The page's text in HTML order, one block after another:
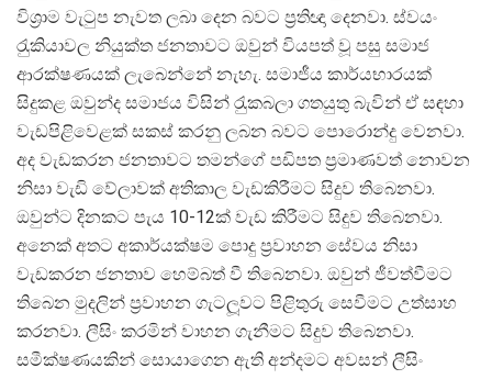
විශ‍්‍රාම වැටුප නැවත ලබා දෙන බවට ප‍්‍රතිඥා දෙනවා. ස්වයං
රැුකියාවල නියුක්ත ජනතාවට ඔවුන් වියපත් වූ පසු සමාජ
ආරක්ෂණයක් ලැබෙන්නේ නැහැ. සමාජීය කාර්යභාරයක්
සිදුකළ ඔවුන්ද සමාජය විසින් රැුකබලා ගතයුතු බැවින් ඒ සඳහා
වැඩපිළිවෙළක් සකස් කරනු ලබන බවට පොරොන්දු වෙනවා.
අද වැඩකරන ජනතාවට තමන්ගේ පඩිපත ප‍්‍රමාණවත් නොවන
නිසා වැඩි වේලාවක් අතිකාල වැඩකිරීමට සිදුව තිබෙනවා.
ඔවුන්ට දිනකට පැය 10-12ක් වැඩ කිරීමට සිදුව තිබෙනවා.
අනෙක් අතට අකාර්යක්ෂම පොදු ප‍්‍රවාහන සේවය නිසා
වැඩකරන ජනතාව හෙම්බත් වී තිබෙනවා. ඔවුන් ජීවත්වීමට
තිබෙන මුදලින් ප‍්‍රවාහන ගැටලූවට පිළිතුරු සෙවීමට උත්සාහ
කරනවා. ලීසිං කරමින් වාහන ගැනීමට සිදුව තිබෙනවා.
සමීක්ෂණයකින් සොයාගෙන ඇති අන්දමට අවසන් ලීසිං